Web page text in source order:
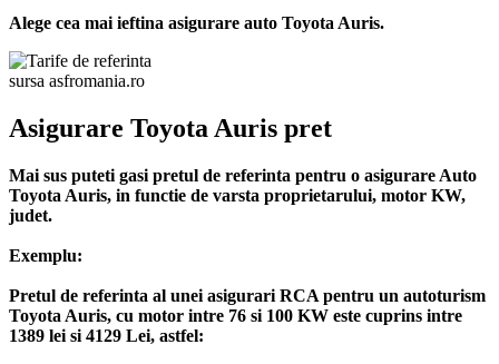
Alege cea mai ieftina asigurare auto Toyota Auris.
sursa asfromania.ro
Asigurare Toyota Auris pret
Mai sus puteti gasi pretul de referinta pentru o asigurare Auto
Toyota Auris, in functie de varsta proprietarului, motor KW,
judet.
Exemplu:
Pretul de referinta al unei asigurari RCA pentru un autoturism
Toyota Auris, cu motor intre 76 si 100 KW este cuprins intre
1389 lei si 4129 Lei, astfel: